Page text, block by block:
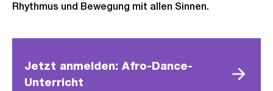
Rhythmus und Bewegung mit allen Sinnen.
Jetzt anmelden: Afro-Dance-
Unterricht